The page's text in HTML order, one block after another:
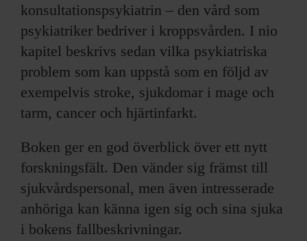
konsultationspsykiatrin – den vård som
psykiatriker bedriver i kroppsvården. I nio
kapitel beskrivs sedan vilka psykiatriska
problem som kan uppstå som en följd av
exempelvis stroke, sjukdomar i mage och
tarm, cancer och hjärtinfarkt.
Boken ger en god överblick över ett nytt
forskningsfält. Den vänder sig främst till
sjukvårdspersonal, men även intresserade
anhöriga kan känna igen sig och sina sjuka
i bokens fallbeskrivningar.